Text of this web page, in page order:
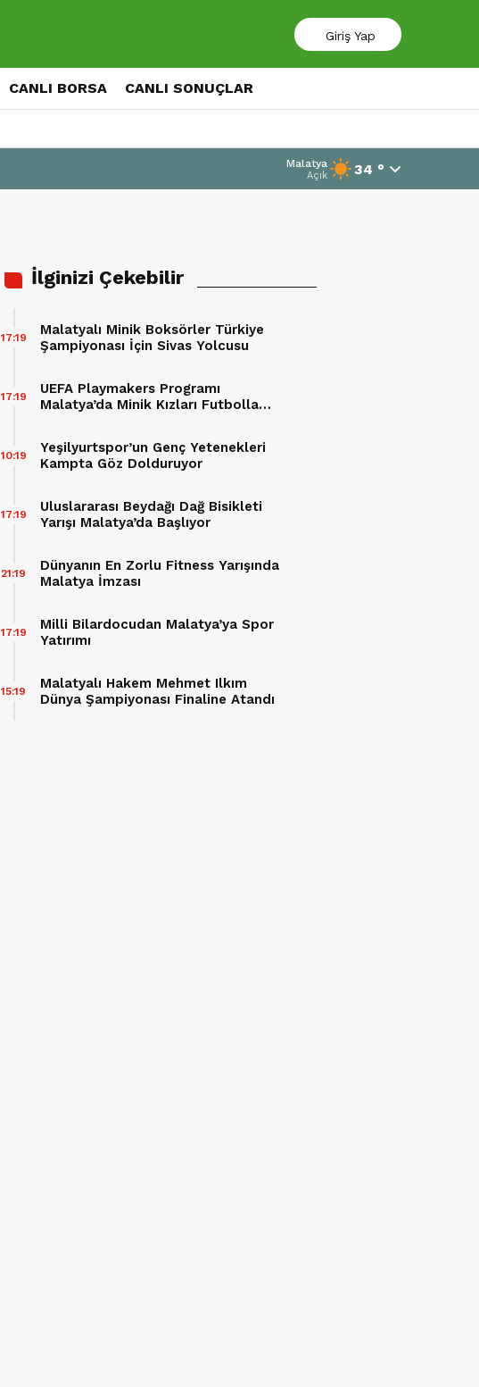
Giriş Yap
CANLI BORSA CANLI SONUÇLAR
Malatya
Açık 34 °
İlginizi Çekebilir
Malatyalı Minik Boksörler Türkiye
Şampiyonası İçin Sivas Yolcusu
17:19
UEFA Playmakers Programı
Malatya’da Minik Kızları Futbolla
17:19
Yeşilyurtspor’un Genç Yetenekleri
Kampta Göz Dolduruyor
10:19
Uluslararası Beydağı Dağ Bisikleti
Yarışı Malatya’da Başlıyor
17:19
Dünyanın En Zorlu Fitness Yarışında
Malatya İmzası
21:19
Milli Bilardocudan Malatya’ya Spor
Yatırımı
17:19
Malatyalı Hakem Mehmet Ilkım
Dünya Şampiyonası Finaline Atandı
15:19